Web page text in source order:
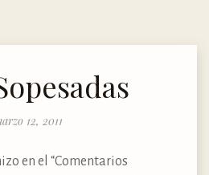
12, 2011
en el “Comentarios